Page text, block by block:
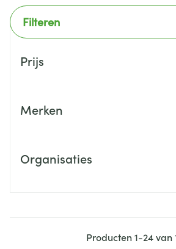
Filteren
Prijs
Merken
Organisaties
Producten1-24van